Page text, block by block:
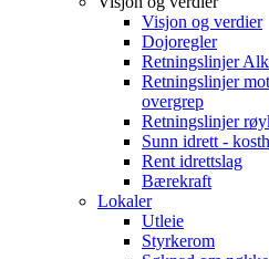
Visjon og verdier
Dojoregler
Retningslinjer
Retningslinjer
overgrep
Retningslinjer
Sunn idrett -
Rent idrettslag
Bærekraft
Lokaler
Utleie
Styrkerom